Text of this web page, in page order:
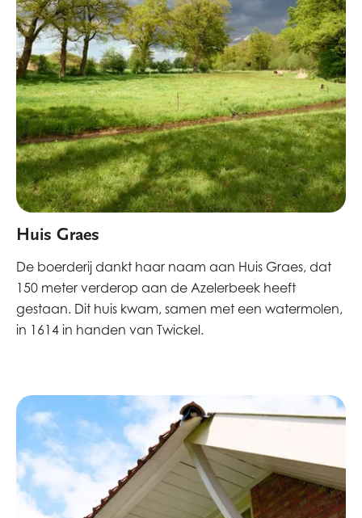
Huis Graes
De boerderij dankt haar naam aan Huis Graes, dat
150 meter verderop aan de Azelerbeek heeft
gestaan. Dit huis kwam, samen met een watermolen,
in 1614 in handen van Twickel.